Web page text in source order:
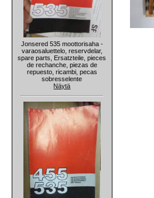
Jonsered 535 moottorisaha -
varaosaluettelo, reservdelar,
spare parts, Ersatzteile, pieces
de rechanche, piezas de
repuesto, ricambi, pecas
sobresselente
Näytä